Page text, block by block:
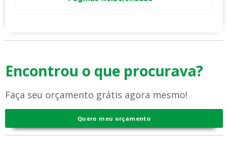
Encontrou o que procurava?
Faça seu orçamento grátis agora mesmo!
Quero meu orçamento